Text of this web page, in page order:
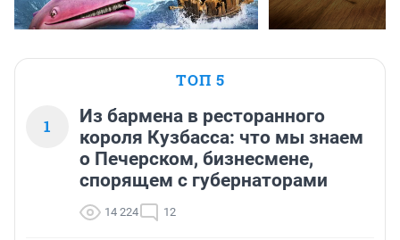
ТОП 5
1
Из бармена в ресторанного
короля Кузбасса: что мы знаем
о Печерском, бизнесмене,
спорящем с губернаторами
14 224 12